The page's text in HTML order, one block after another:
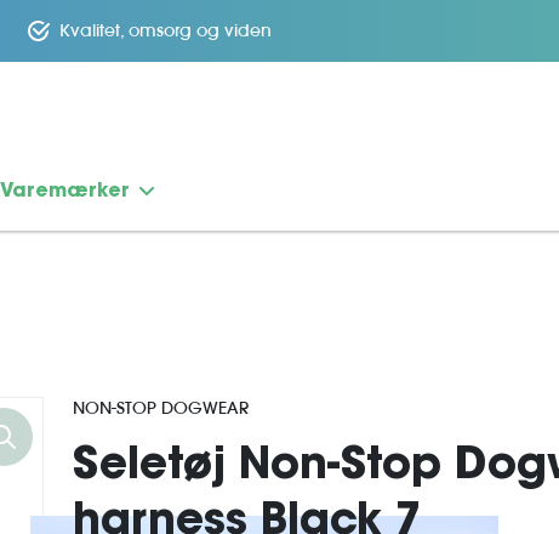
Kvalitet, omsorg og viden
Varemærker
NON-STOP DOGWEAR
Seletøj Non-Stop
harness Black 7